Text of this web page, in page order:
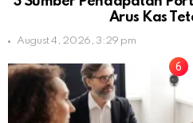
Arus Kas
August 4, 2026, 3:29 pm